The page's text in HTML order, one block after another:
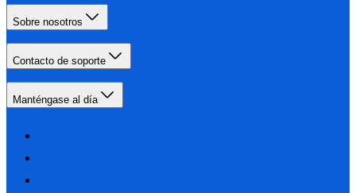
Sobre nosotros
Contacto de soporte
Manténgase al día